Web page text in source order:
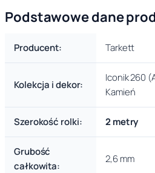
Podstawowe dane
Producent: Tarkett
Kolekcja i dekor:
Iconik 260
Kamień
Szerokość rolki: 2 metry
Grubość
całkowita:
2,6 mm